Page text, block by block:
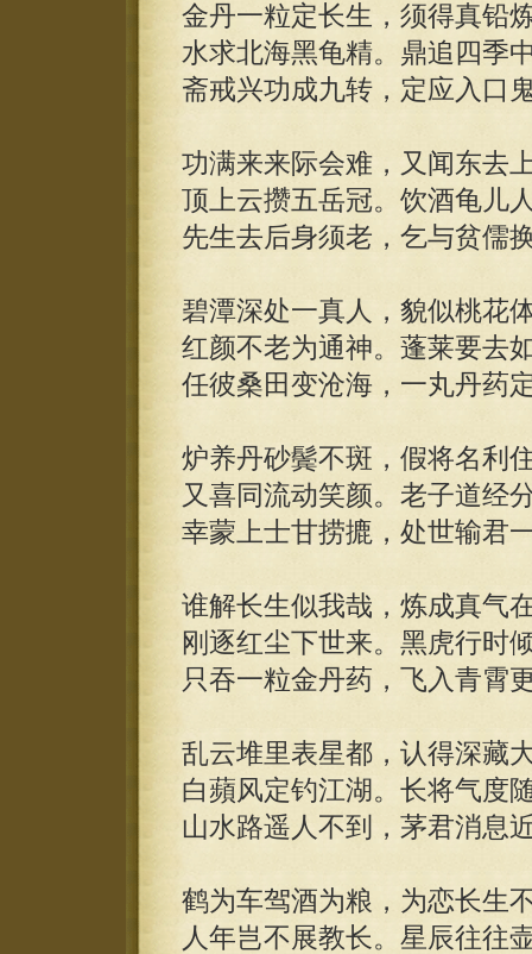
金丹一粒定长生，须得真铅
水求北海黑龟精。鼎追四季
斋戒兴功成九转，定应入口
功满来来际会难，又闻东去
顶上云攒五岳冠。饮酒龟儿
先生去后身须老，乞与贫儒
碧潭深处一真人，貌似桃花
红颜不老为通神。蓬莱要去
任彼桑田变沧海，一丸丹药
炉养丹砂鬓不斑，假将名利
又喜同流动笑颜。老子道经
幸蒙上士甘捞摝，处世输君
谁解长生似我哉，炼成真气
刚逐红尘下世来。黑虎行时
只吞一粒金丹药，飞入青霄
乱云堆里表星都，认得深藏
白蘋风定钓江湖。长将气度
山水路遥人不到，茅君消息
鹤为车驾酒为粮，为恋长生
人年岂不展教长。星辰往往